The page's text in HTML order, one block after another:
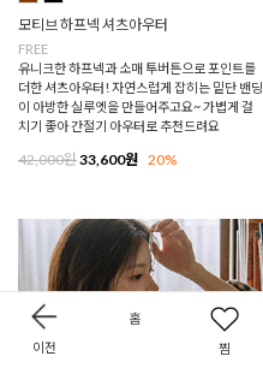
이전
홈
찜
모티브 하프넥 셔츠아우터
FREE
유니크한 하프넥과 소매 투버튼으로 포인트를
더한 셔츠아우터! 자연스럽게 잡히는 밑단 밴딩
이 아방한 실루엣을 만들어주고요~ 가볍게 걸
치기 좋아 간절기 아우터로 추천드려요
42,000원33,600원 20%